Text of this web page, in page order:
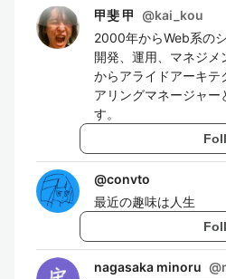
甲斐 甲 @kai_kou
2000年からWeb系の
開発、運用、マネジメ
からアライドアーキテ
アリングマネージャー
す。
@convto
最近の趣味は人生
nagasaka minoru @